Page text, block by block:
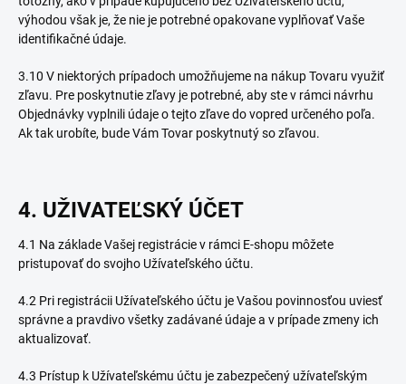
výhodou však je, že nie je potrebné opakovane vyplňovať Vaše
identifikačné údaje.
3.10 V niektorých prípadoch umožňujeme na nákup Tovaru využiť
zľavu. Pre poskytnutie zľavy je potrebné, aby ste v rámci návrhu
Objednávky vyplnili údaje o tejto zľave do vopred určeného poľa.
Ak tak urobíte, bude Vám Tovar poskytnutý so zľavou.
4. UŽIVATEĽSKÝ ÚČET
4.1 Na základe Vašej registrácie v rámci E-shopu môžete
pristupovať do svojho Užívateľského účtu.
4.2 Pri registrácii Užívateľského účtu je Vašou povinnosťou uviesť
správne a pravdivo všetky zadávané údaje a v prípade zmeny ich
aktualizovať.
4.3 Prístup k Užívateľskému účtu je zabezpečený užívateľským